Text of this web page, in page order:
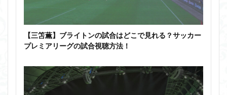
【三笘薫】ブライトンの試合はどこで見れる？サッカー
プレミアリーグの試合視聴方法！